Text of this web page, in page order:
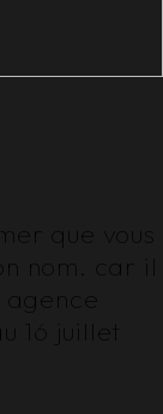
que vous
nom. car il
16 juillet